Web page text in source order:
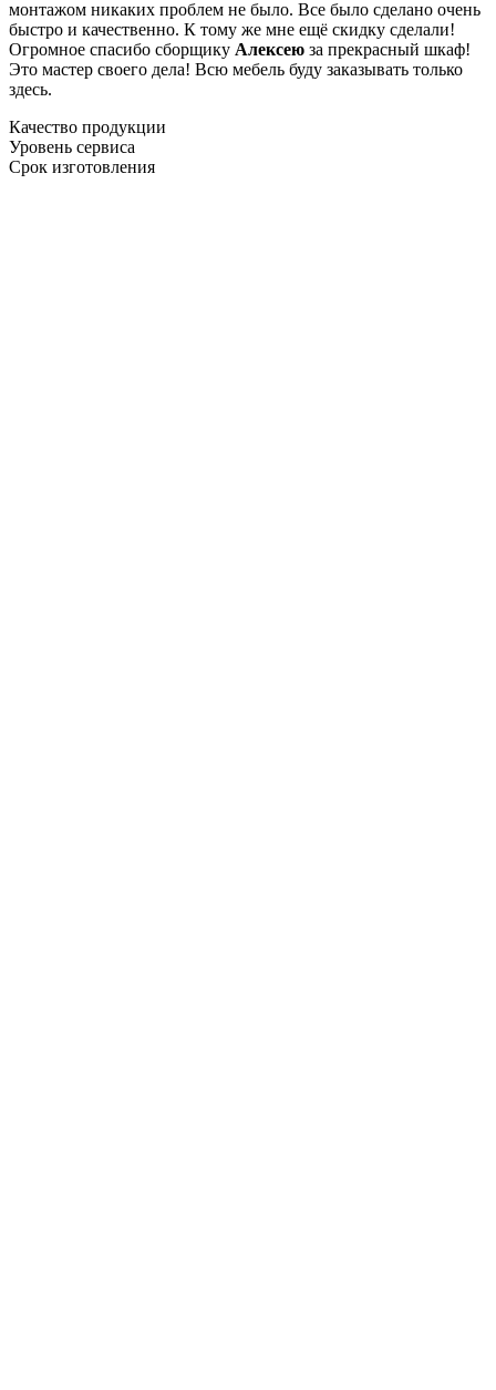
монтажом никаких проблем не было. Все было сделано очень
быстро и качественно. К тому же мне ещё скидку сделали!
Огромное спасибо сборщику Алексею за прекрасный шкаф!
Это мастер своего дела! Всю мебель буду заказывать только
здесь.
Качество продукции
Уровень сервиса
Срок изготовления